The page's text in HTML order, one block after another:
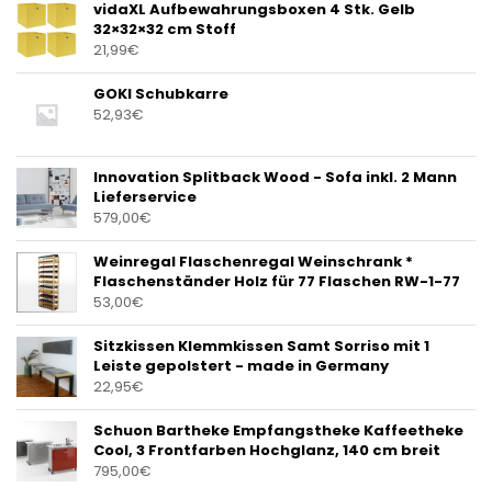
vidaXL Aufbewahrungsboxen 4 Stk. Gelb
32×32×32 cm Stoff
21,99€
GOKI Schubkarre
52,93€
Innovation Splitback Wood - Sofa inkl. 2 Mann
Lieferservice
579,00€
Weinregal Flaschenregal Weinschrank *
Flaschenständer Holz für 77 Flaschen RW-1-77
53,00€
Sitzkissen Klemmkissen Samt Sorriso mit 1
Leiste gepolstert - made in Germany
22,95€
Schuon Bartheke Empfangstheke Kaffeetheke
Cool, 3 Frontfarben Hochglanz, 140 cm breit
795,00€